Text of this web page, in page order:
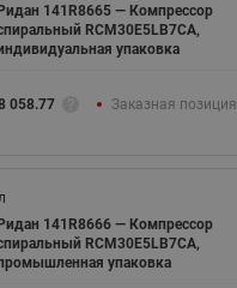
141R8665 — Компрессор
RCM30E5LB7CA,
упаковка
058.77 Заказная позиция
141R8666 — Компрессор
RCM30E5LB7CA,
упаковка